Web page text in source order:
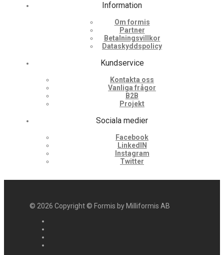
Information
Om formis
Partner
Betalningsvillkor
Dataskyddspolicy
Kundservice
Kontakta oss
Vanliga frågor
B2B
Projekt
Sociala medier
Facebook
LinkedIN
Instagram
Twitter
© 2026 Copyright © Formis by Milliformis AB